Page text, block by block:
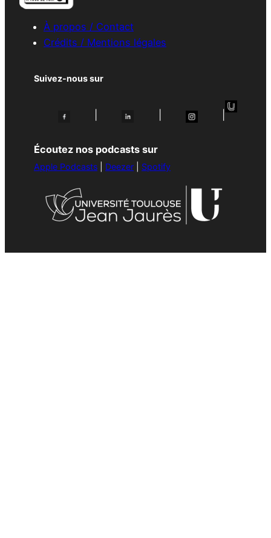
À propos / Contact
Crédits / Mentions légales
Suivez-nous sur
Écoutez nos podcasts sur
Apple Podcasts Deezer Spotify